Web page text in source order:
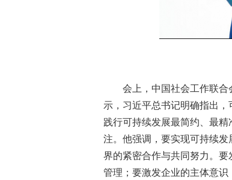
会上，中国社会工作联
示，习近平总书记明确指出，
践行可持续发展最简约、最
注。他强调，要实现可持续
界的紧密合作与共同努力。
管理；要激发企业的主体意